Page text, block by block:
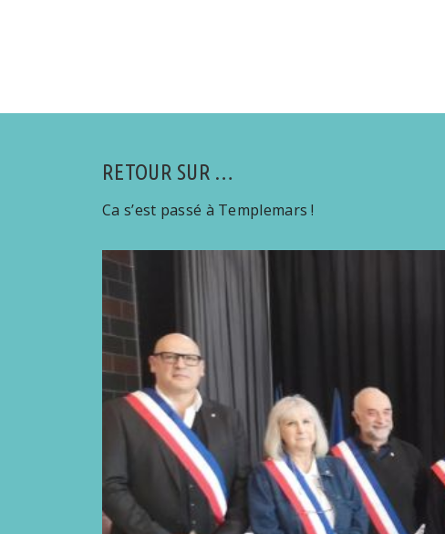
RETOUR SUR …
Ca s’est passé à Templemars !